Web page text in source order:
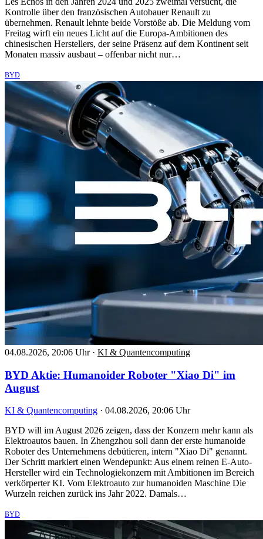
Kontrolle über den französischen Autobauer Renault zu
übernehmen. Renault lehnte beide Vorstöße ab. Die Meldung vom
Freitag wirft ein neues Licht auf die Europa-Ambitionen des
chinesischen Herstellers, der seine Präsenz auf dem Kontinent seit
Monaten massiv ausbaut – offenbar nicht nur…
BYD
04.08.2026, 20:06 Uhr · KI & Quantencomputing
BYD Aktie: Humanoider Roboter "Xiao Di" im
August
KI & Quantencomputing · 04.08.2026, 20:06 Uhr
BYD will im August 2026 zeigen, dass der Konzern mehr kann als
Elektroautos bauen. In Zhengzhou soll dann der erste humanoide
Roboter des Unternehmens debütieren, intern "Xiao Di" genannt.
Der Schritt markiert einen Wendepunkt: Aus einem reinen E-Auto-
Hersteller wird ein Technologiekonzern mit Ambitionen im Bereich
verkörperter KI. Vom Elektroauto zur humanoiden Maschine Die
Wurzeln reichen zurück ins Jahr 2022. Damals…
BYD